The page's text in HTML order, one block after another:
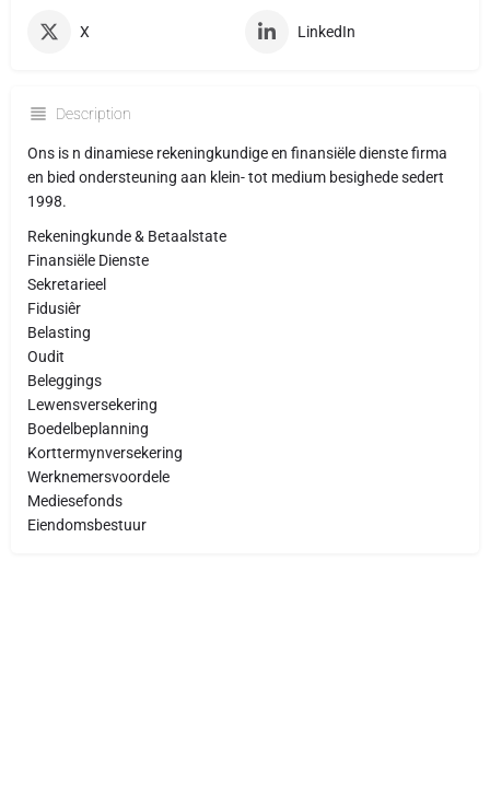
X LinkedIn
Description
Ons is n dinamiese rekeningkundige en finansiële dienste firma
en bied ondersteuning aan klein- tot medium besighede sedert
1998.
Rekeningkunde & Betaalstate
Finansiële Dienste
Sekretarieel
Fidusiêr
Belasting
Oudit
Beleggings
Lewensversekering
Boedelbeplanning
Korttermynversekering
Werknemersvoordele
Mediesefonds
Eiendomsbestuur